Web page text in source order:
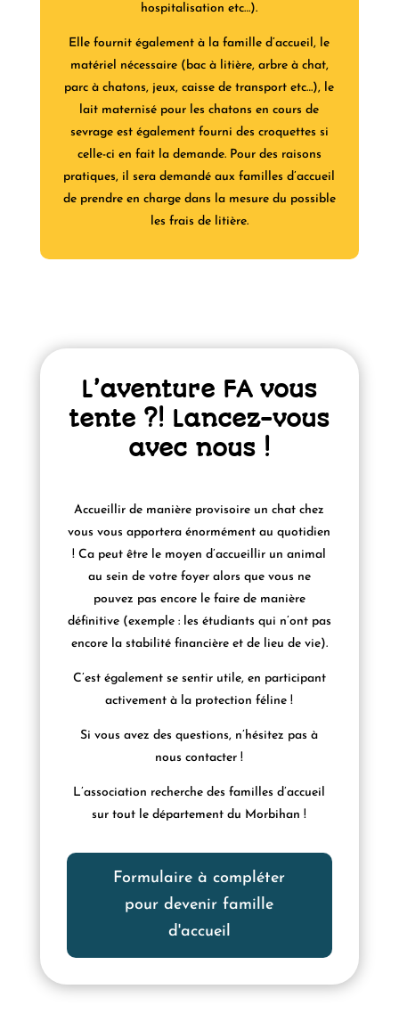
hospitalisation etc…).
Elle fournit également à la famille d’accueil, le
matériel nécessaire (bac à litière, arbre à chat,
parc à chatons, jeux, caisse de transport etc…), le
lait maternisé pour les chatons en cours de
sevrage est également fourni des croquettes si
celle-ci en fait la demande. Pour des raisons
pratiques, il sera demandé aux familles d’accueil
de prendre en charge dans la mesure du possible
les frais de litière.
L’aventure FA vous
tente ?! Lancez-vous
avec nous !
Accueillir de manière provisoire un chat chez
vous vous apportera énormément au quotidien
! Ca peut être le moyen d’accueillir un animal
au sein de votre foyer alors que vous ne
pouvez pas encore le faire de manière
définitive (exemple : les étudiants qui n’ont pas
encore la stabilité financière et de lieu de vie).
C’est également se sentir utile, en participant
activement à la protection féline !
Si vous avez des questions, n’hésitez pas à
nous contacter !
L’association recherche des familles d’accueil
sur tout le département du Morbihan !
Formulaire à compléter
pour devenir famille
d'accueil